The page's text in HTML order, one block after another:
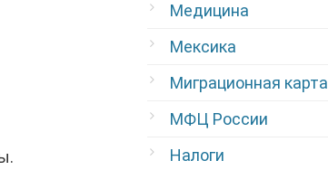
Медицина
Мексика
Миграционная карта
МФЦ России
Налоги